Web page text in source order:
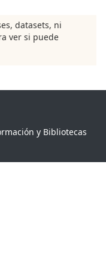
datasets, ni
ver si puede
y Bibliotecas